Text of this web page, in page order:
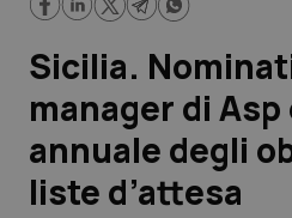
Lavoro e Professioni
Scienza e Farmaci
Studi e Analisi
Sicilia.
manager di
annuale degli
liste d’attesa